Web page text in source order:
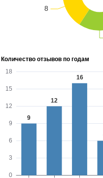
Количество отзывов по годам